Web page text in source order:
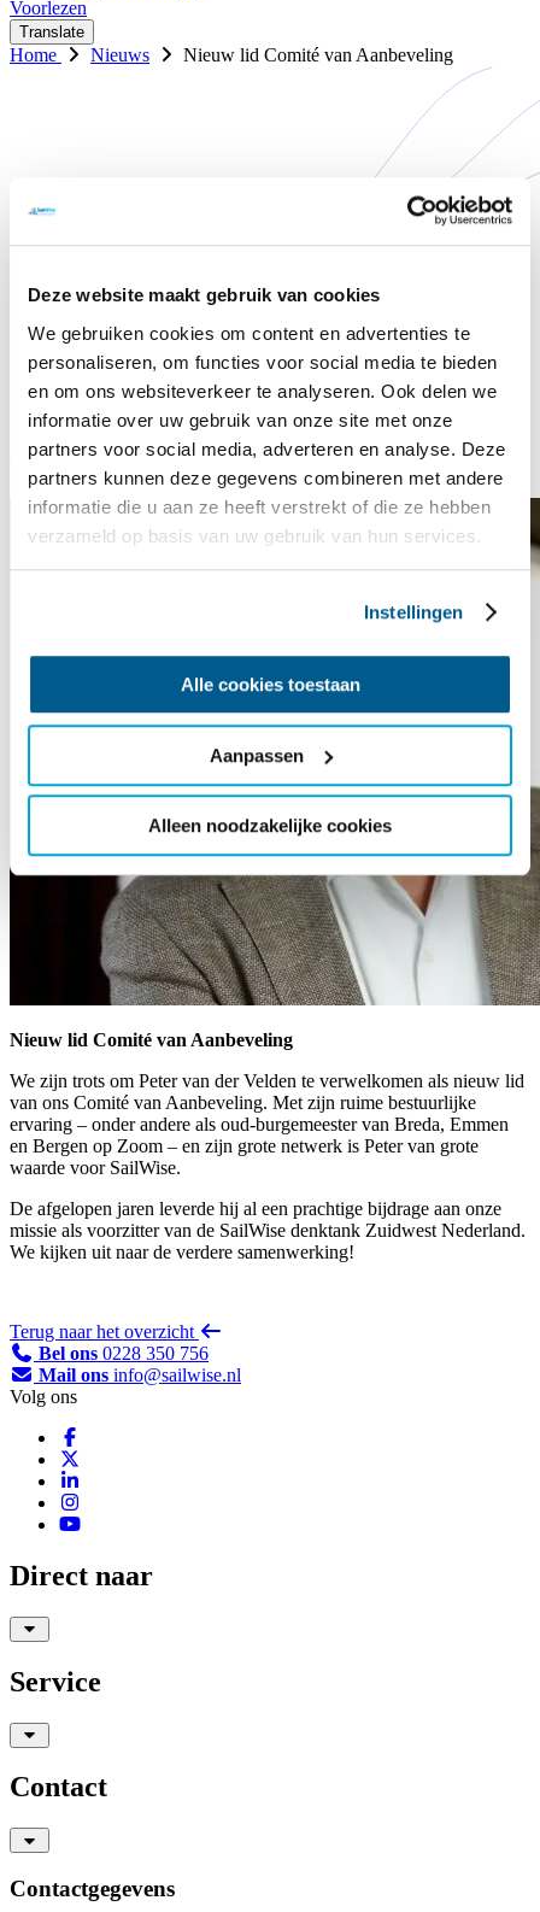
Deze website maakt gebruik van cookies
We gebruiken cookies om content en advertenties te
personaliseren, om functies voor social media te bieden
en om ons websiteverkeer te analyseren. Ook delen we
informatie over uw gebruik van onze site met onze
partners voor social media, adverteren en analyse. Deze
partners kunnen deze gegevens combineren met andere
informatie die u aan ze heeft verstrekt of die ze hebben
verzameld op basis van uw gebruik van hun services.
Instellingen
Alle cookies toestaan
Aanpassen
Alleen noodzakelijke cookies
Voorlezen
Translate
Home Nieuws Nieuw lid Comité van Aanbeveling
15 januari 2026
Nieuw lid Comité van
Aanbeveling
Nieuw lid Comité van Aanbeveling
We zijn trots om Peter van der Velden te verwelkomen als nieuw lid
van ons Comité van Aanbeveling. Met zijn ruime bestuurlijke
ervaring – onder andere als oud-burgemeester van Breda, Emmen
en Bergen op Zoom – en zijn grote netwerk is Peter van grote
waarde voor SailWise.
De afgelopen jaren leverde hij al een prachtige bijdrage aan onze
missie als voorzitter van de SailWise denktank Zuidwest Nederland.
We kijken uit naar de verdere samenwerking!
Terug naar het overzicht
Bel ons 0228 350 756
Mail ons info@sailwise.nl
Volg ons
Direct naar
Service
Contact
Contactgegevens